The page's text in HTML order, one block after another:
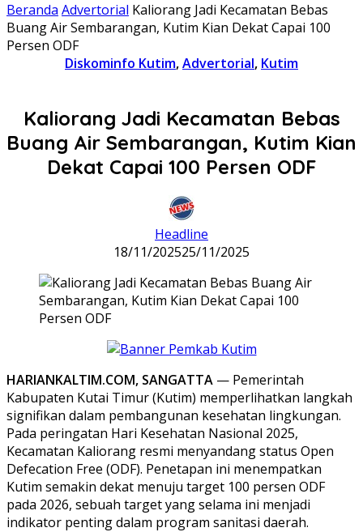
Beranda Advertorial Kaliorang Jadi Kecamatan Bebas
Buang Air Sembarangan, Kutim Kian Dekat Capai 100
Persen ODF
Diskominfo Kutim,Advertorial, Kutim
Kaliorang Jadi Kecamatan Bebas
Buang Air Sembarangan, Kutim Kian
Dekat Capai 100 Persen ODF
Headline
18/11/202525/11/2025
HARIANKALTIM.COM, SANGATTA — Pemerintah
Kabupaten Kutai Timur (Kutim) memperlihatkan langkah
signifikan dalam pembangunan kesehatan lingkungan.
Pada peringatan Hari Kesehatan Nasional 2025,
Kecamatan Kaliorang resmi menyandang status Open
Defecation Free (ODF). Penetapan ini menempatkan
Kutim semakin dekat menuju target 100 persen ODF
pada 2026, sebuah target yang selama ini menjadi
indikator penting dalam program sanitasi daerah.